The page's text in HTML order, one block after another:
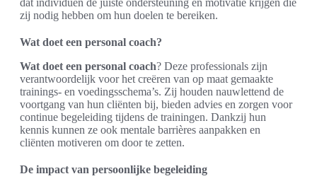
zij nodig hebben om hun doelen te bereiken.
Wat doet een personal coach?
Wat doet een personal coach? Deze professionals zijn
verantwoordelijk voor het creëren van op maat gemaakte
trainings- en voedingsschema’s. Zij houden nauwlettend de
voortgang van hun cliënten bij, bieden advies en zorgen voor
continue begeleiding tijdens de trainingen. Dankzij hun
kennis kunnen ze ook mentale barrières aanpakken en
cliënten motiveren om door te zetten.
De impact van persoonlijke begeleiding